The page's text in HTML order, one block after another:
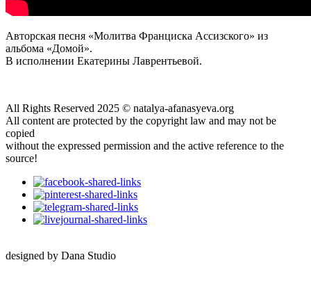
Авторская песня «Молитва Франциска Ассизского» из
альбома «Домой».
В исполнении Екатерины Лаврентьевой.
All Rights Reserved 2025 © natalya-afanasyeva.org
All content are protected by the copyright law and may not be
copied
without the expressed permission and the active reference to the
source!
designed by Dana Studio